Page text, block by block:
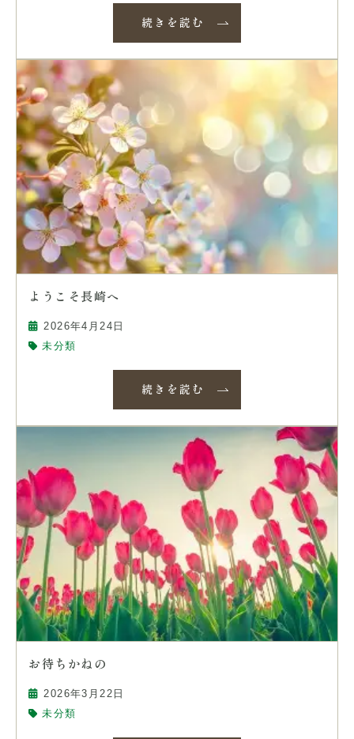
続きを読む
ようこそ長崎へ
2026年4月24日
未分類
続きを読む
お待ちかねの
2026年3月22日
未分類